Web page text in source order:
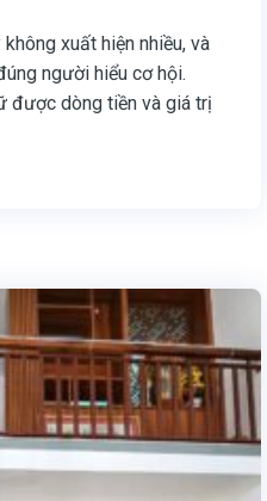
xuất hiện nhiều, và
người hiểu cơ hội.
được dòng tiền và giá trị